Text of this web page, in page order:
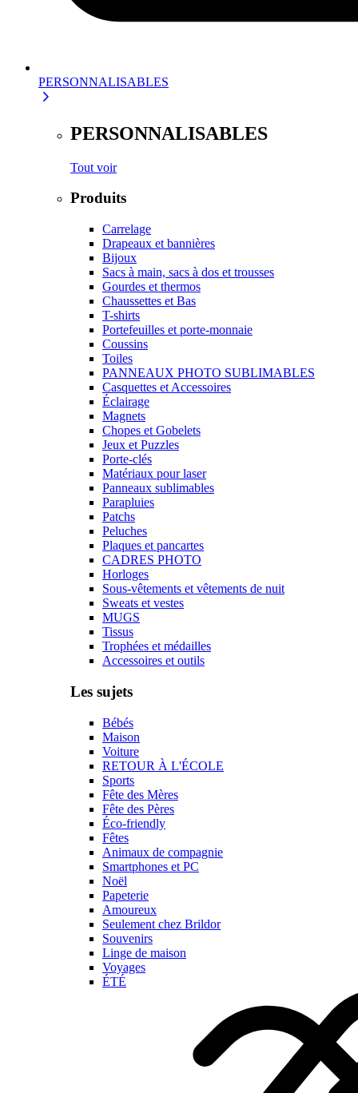
PERSONNALISABLES
PERSONNALISABLES
Tout voir
Produits
Carrelage
Drapeaux et bannières
Bijoux
Sacs à main, sacs à dos et trousses
Gourdes et thermos
Chaussettes et Bas
T-shirts
Portefeuilles et porte-monnaie
Coussins
Toiles
PANNEAUX PHOTO SUBLIMABLES
Casquettes et Accessoires
Éclairage
Magnets
Chopes et Gobelets
Jeux et Puzzles
Porte-clés
Matériaux pour laser
Panneaux sublimables
Parapluies
Patchs
Peluches
Plaques et pancartes
CADRES PHOTO
Horloges
Sous-vêtements et vêtements de nuit
Sweats et vestes
MUGS
Tissus
Trophées et médailles
Accessoires et outils
Les sujets
Bébés
Maison
Voiture
RETOUR À L'ÉCOLE
Sports
Fête des Mères
Fête des Pères
Éco-friendly
Fêtes
Animaux de compagnie
Smartphones et PC
Noël
Papeterie
Amoureux
Seulement chez Brildor
Souvenirs
Linge de maison
Voyages
ÉTÉ